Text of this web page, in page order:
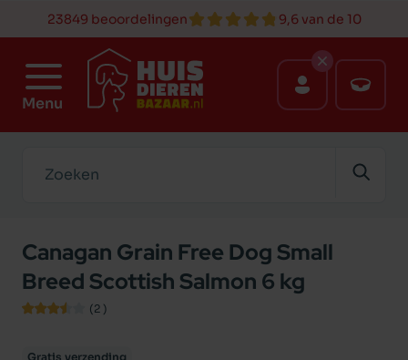
23849 beoordelingen 9,6 van de 10
Menu
Canagan Grain Free Dog Small
Breed Scottish Salmon 6 kg
(2 )
Gratis verzending